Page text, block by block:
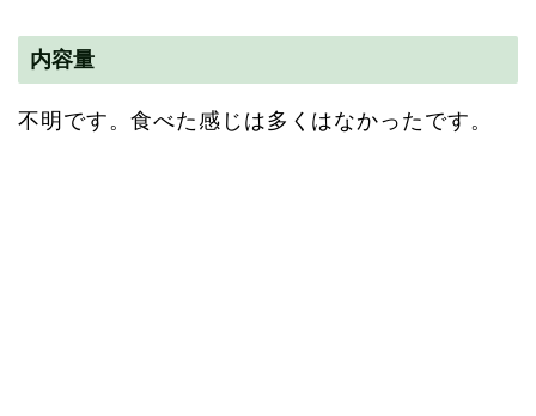
内容量
不明です。食べた感じは多くはなかったです。